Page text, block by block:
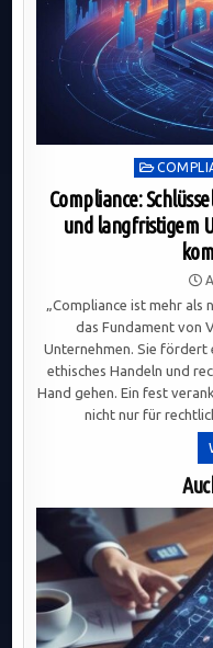
Posted
Compliance:
und langfristigem
„Compliance ist mehr als
das Fundament von
Unternehmen. Sie fördert
ethisches Handeln und
Hand gehen. Ein fest
nicht nur für